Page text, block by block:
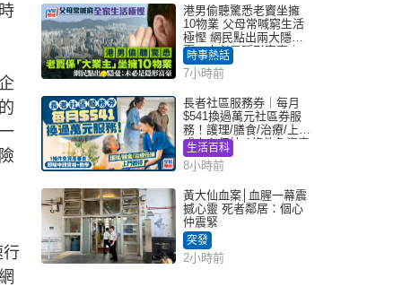
行
港男偷聽驚悉老竇坐擁
10物業 父母常喊窮生活
極慳 網民點出兩大隱
憂：未必是隱形富豪｜
Juicy叮
時事熱話
7小時前
長者社區服務券｜每月
$541換過萬元社區券服
務！護理/膳食/治療/上門
或中心任揀 1條件免資產
審查（附申請資格及教
學）
生活百科
8小時前
黃大仙血案│血腥一幕震
撼心靈 死者鄰居：個心
仲震緊
突發
2小時前